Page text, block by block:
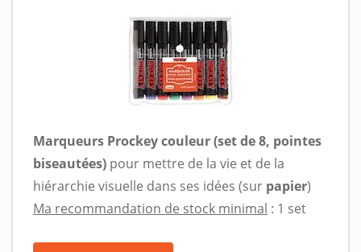
Marqueurs Prockey couleur (set de 8, pointes
biseautées) pour mettre de la vie et de la
hiérarchie visuelle dans ses idées (sur papier)
Ma recommandation de stock minimal : 1 set